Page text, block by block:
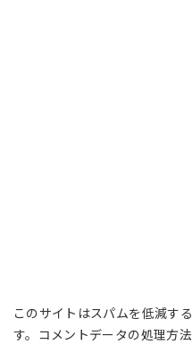
このサイトはスパムを低減す
す。 コメントデータの処理方